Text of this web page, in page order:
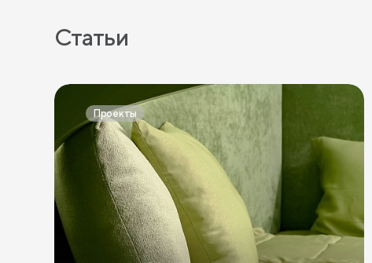
Статьи
Проекты